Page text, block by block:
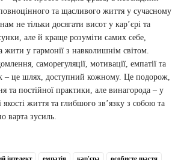
та щасливого життя у сучасному
не тільки досягати висот у кар’єрі та
але й краще розуміти самих себе,
жити у гармонії з навколишнім світом.
саморегуляції, мотивації, емпатії та
– це шлях, доступний кожному. Це подорож,
та постійної практики, але винагорода – у
якості життя та глибшого зв’язку з собою та
варта зусиль.
інтелект емпатія кар'єра особисте щастя